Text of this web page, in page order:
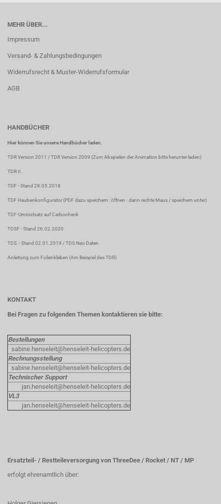
MEHR ÜBER...
Impressum
Versand- & Zahlungsbedingungen
Widerrufsrecht & Muster-Widerrufsformular
AGB
HANDBÜCHER
Hier können Sie unsere Handbücher laden.
TDR Version 2011 /TDR Version 2009 (Zum Abspielen der Animation bitte herunter laden)
TDR II
TDF - Stand 28.05.2018
TDF Haubenkonfigurator(PDF dazu speichern : öffnen - dann rechte Maus / speichern unter)
TDF-Umrüstsatz auf Carbonheck
TDSF - Stand 26.02.2020
TDS - Stand 02.01.2019 /TDS Neo Daten
Anleitung zum Folienkleben (Am Beispiel des TDR)
KONTAKT
Bei Fragen zu folgenden Themen kontaktieren sie bitte:
Bestellungen
sabine.henseleit@henseleit-helicopters.de
Rechnungsstellung
sabine.henseleit@henseleit-helicopters.de
Technischer Support
jan.henseleit@henseleit-helicopters.de
VL3
jan.henseleit@henseleit-helicopters.de
Ersatzteil- / Restteileversorgung von ThreeDee / Rocket / NT / MP
erfolgt ehrenamtlich über: